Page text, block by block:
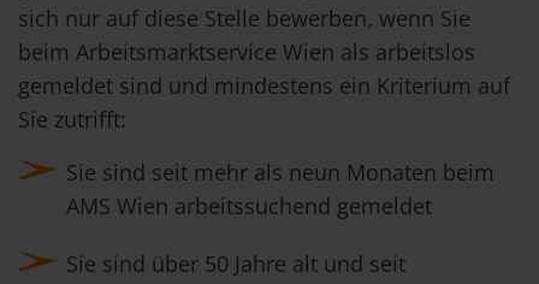
sich nur auf diese Stelle bewerben, wenn Sie
beim Arbeitsmarktservice Wien als arbeitslos
gemeldet sind und mindestens ein Kriterium auf
Sie zutrifft:
Sie sind seit mehr als neun Monaten beim
AMS Wien arbeitssuchend gemeldet
Sie sind über 50 Jahre alt und seit